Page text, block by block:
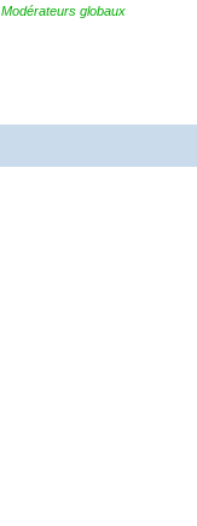
Modérateurs globaux